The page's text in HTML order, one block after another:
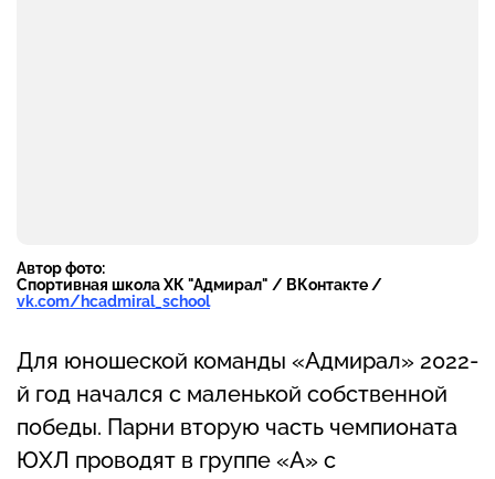
Автор фото:
Спортивная школа ХК "Адмирал" / ВКонтакте /
vk.com/hcadmiral_school
Для юношеской команды «Адмирал» 2022-
й год начался с маленькой собственной
победы. Парни вторую часть чемпионата
ЮХЛ проводят в группе «А» с